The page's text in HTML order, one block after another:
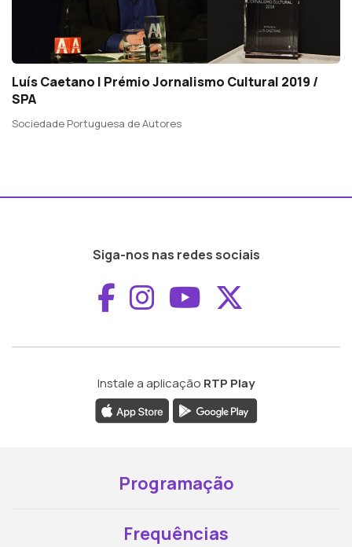
Luís Caetano | Prémio Jornalismo Cultural 2019 /
SPA
Sociedade Portuguesa de Autores
Siga-nos nas redes sociais
Aceder ao
Aceder ao
Aceder ao
Instale a aplicação RTP Play
Programação
Frequências